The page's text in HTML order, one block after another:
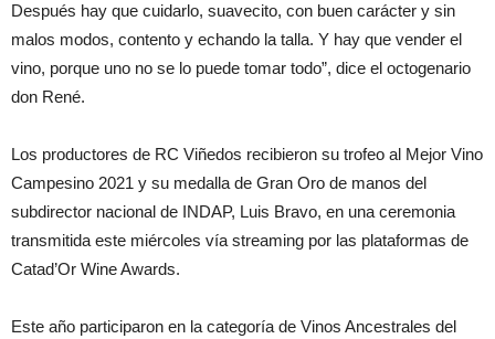
Después hay que cuidarlo, suavecito, con buen carácter y sin
malos modos, contento y echando la talla. Y hay que vender el
vino, porque uno no se lo puede tomar todo”, dice el octogenario
don René.
Los productores de RC Viñedos recibieron su trofeo al Mejor Vino
Campesino 2021 y su medalla de Gran Oro de manos del
subdirector nacional de INDAP, Luis Bravo, en una ceremonia
transmitida este miércoles vía streaming por las plataformas de
Catad’Or Wine Awards.
Este año participaron en la categoría de Vinos Ancestrales del